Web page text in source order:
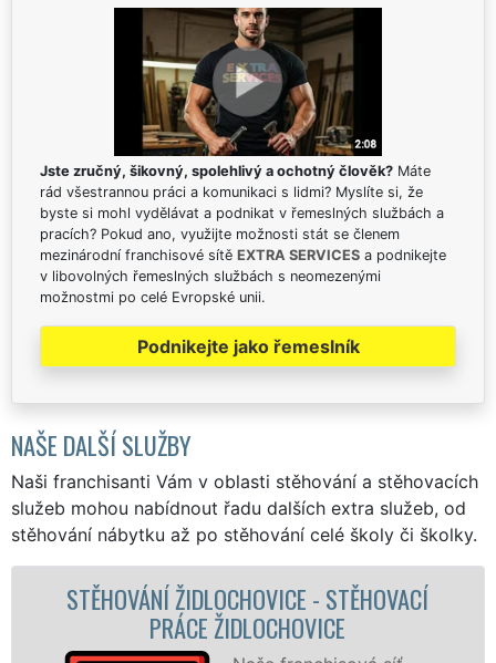
Jste zručný, šikovný, spolehlivý a ochotný člověk? Máte
rád všestrannou práci a komunikaci s lidmi? Myslíte si, že
byste si mohl vydělávat a podnikat v řemeslných službách a
pracích? Pokud ano, využijte možnosti stát se členem
mezinárodní franchisové sítě EXTRA SERVICES a podnikejte
v libovolných řemeslných službách s neomezenými
možnostmi po celé Evropské unii.
Podnikejte jako řemeslník
NAŠE DALŠÍ SLUŽBY
Naši franchisanti Vám v oblasti stěhování a stěhovacích
služeb mohou nabídnout řadu dalších extra služeb, od
stěhování nábytku až po stěhování celé školy či školky.
STĚHOVACÍ SLUŽBA ŽIDLOCHOVICE -
STĚHOVACÍ FIRMA ŽIDLOCHOVICE